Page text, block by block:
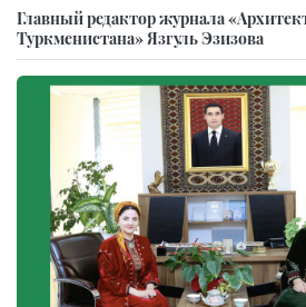
Главный редактор журнала
Туркменистана» Язгуль Эзизова